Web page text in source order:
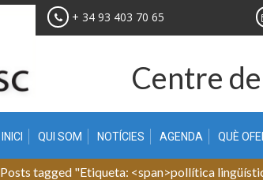
+ 34 93 403 70 65
Centre
INICI QUI SOM NOTÍCIES AGENDA QUÈ
Posts tagged "Etiqueta: <span>pollítica